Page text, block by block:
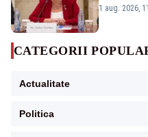
nu este o
1 aug. 2026,
CATEGORII
Actualitate
Politica